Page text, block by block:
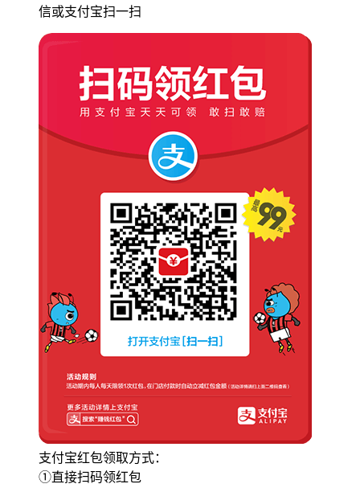
信或支付宝扫一扫
支付宝红包领取方式：
①直接扫码领红包